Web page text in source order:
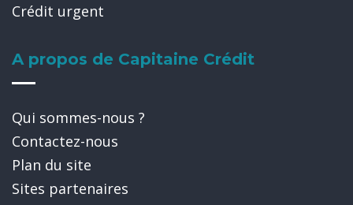
Crédit urgent
A propos de Capitaine Crédit
Qui sommes-nous ?
Contactez-nous
Plan du site
Sites partenaires